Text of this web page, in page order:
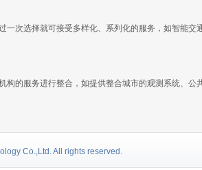
一次选择就可接受多样化、系列化的服务，如智能交
构的服务进行整合，如提供整合城市的观测系统、公
Co.,Ltd. All rights reserved.